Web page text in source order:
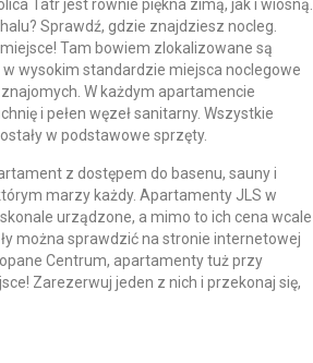
Tatr jest równie piękna zimą, jak i wiosną.
Sprawdź, gdzie znajdziesz nocleg.
Tam bowiem zlokalizowane są
wysokim standardzie miejsca noclegowe
W każdym apartamencie
i pełen węzeł sanitarny. Wszystkie
w podstawowe sprzęty.
z dostępem do basenu, sauny i
marzy każdy. Apartamenty JLS w
urządzone, a mimo to ich cena wcale
można sprawdzić na stronie internetowej
Centrum, apartamenty tuż przy
Zarezerwuj jeden z nich i przekonaj się,